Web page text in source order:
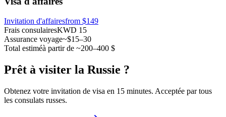
Invitation d'affairesfrom $149
Frais consulairesKWD 15
Assurance voyage~$15–30
Total estiméà partir de ~200–400 $
Prêt à visiter la Russie ?
Obtenez votre invitation de visa en 15 minutes. Acceptée par tous
les consulats russes.